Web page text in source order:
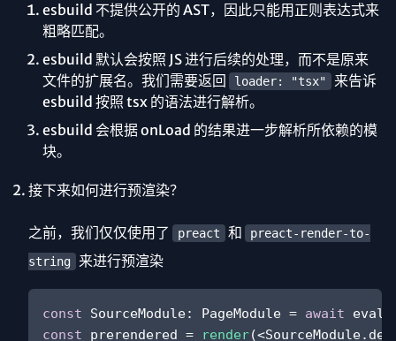
esbuild 不提供公开的 AST，因此只能用正则表达式来
粗略匹配。
esbuild 默认会按照 JS 进行后续的处理，而不是原来
文件的扩展名。我们需要返回
loader: "tsx"
来告诉
esbuild 按照 tsx 的语法进行解析。
esbuild 会根据 onLoad 的结果进一步解析所依赖的模
块。
接下来如何进行预渲染？
之前，我们仅仅使用了 preact 和
preact-render-to-
string
来进行预渲染
const SourceModule: PageModule = await eval
const prerendered = render(<